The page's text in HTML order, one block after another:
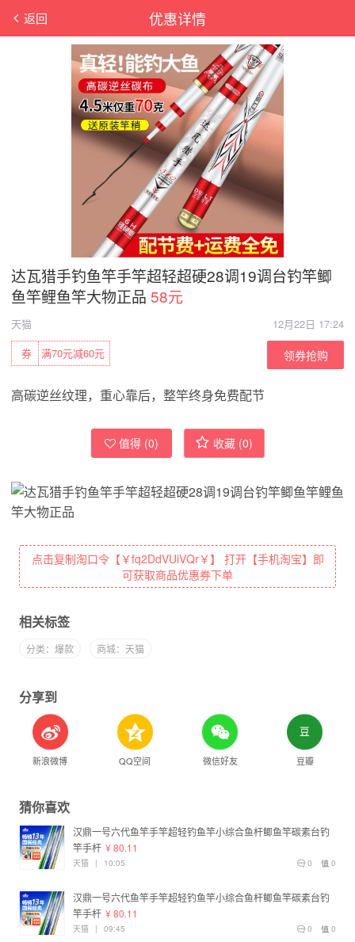
优惠详情
返回
达瓦猎手钓鱼竿手竿超轻超硬28调19调台钓竿鲫
鱼竿鲤鱼竿大物正品 58元
天猫
12月22日 17:24
满70元减60元
券 领券抢购
高碳逆丝纹理，重心靠后，整竿终身免费配节
值得 (0) 收藏 (0)
点击复制淘口令【￥fq2DdVUiVQr￥】 打开【手机淘宝】即
可获取商品优惠券下单
相关标签
分类：爆款 商城：天猫
分享到
新浪微博 QQ空间 微信好友 豆瓣
猜你喜欢
汉鼎一号六代鱼竿手竿超轻钓鱼竿小综合鱼杆鲫鱼竿碳素台钓
竿手杆 ¥ 80.11
0
0
天猫 | 10:05
汉鼎一号六代鱼竿手竿超轻钓鱼竿小综合鱼杆鲫鱼竿碳素台钓
竿手杆 ¥ 80.11
0
0
天猫 | 09:45